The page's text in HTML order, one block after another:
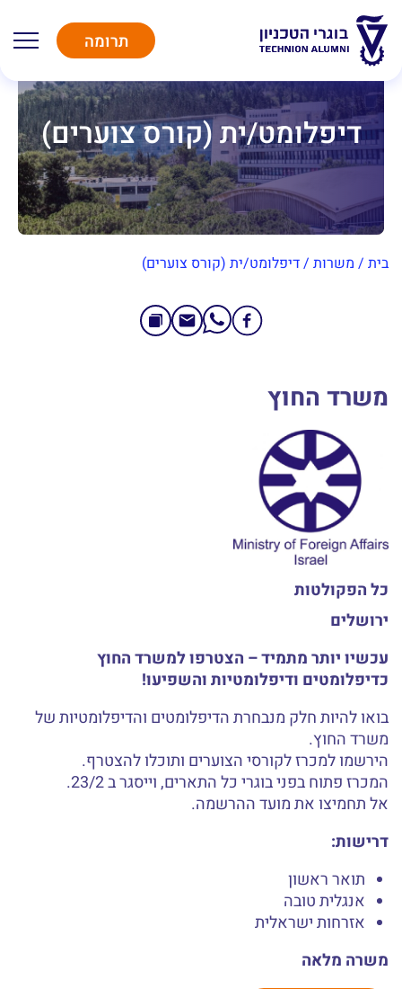
תרומה
דיפלומט/ית (קורס צוערים)
בית / משרות /דיפלומט/ית (קורס צוערים)
משרד החוץ
כל הפקולטות
ירושלים
עכשיו יותר מתמיד – הצטרפו למשרד החוץ
כדיפלומטים ודיפלומטיות והשפיעו!
בואו להיות חלק מנבחרת הדיפלומטים והדיפלומטיות של
משרד החוץ.
הירשמו למכרז לקורסי הצוערים ותוכלו להצטרף.
המכרז פתוח בפני בוגרי כל התארים, וייסגר ב 23/2.
אל תחמיצו את מועד ההרשמה.
דרישות:
תואר ראשון
אנגלית טובה
אזרחות ישראלית
משרה מלאה